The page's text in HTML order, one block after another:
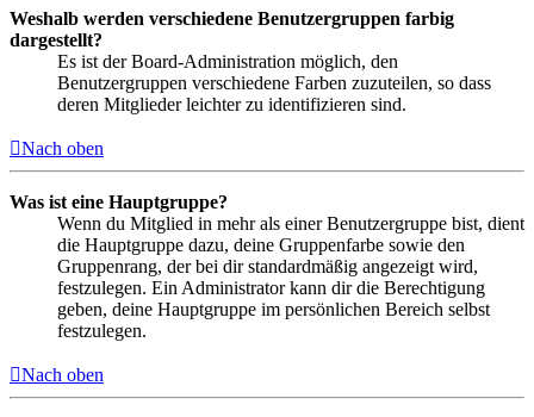
Weshalb werden verschiedene Benutzergruppen farbig
dargestellt?
Es ist der Board-Administration möglich, den
Benutzergruppen verschiedene Farben zuzuteilen, so dass
deren Mitglieder leichter zu identifizieren sind.
Nach oben
Was ist eine Hauptgruppe?
Wenn du Mitglied in mehr als einer Benutzergruppe bist, dient
die Hauptgruppe dazu, deine Gruppenfarbe sowie den
Gruppenrang, der bei dir standardmäßig angezeigt wird,
festzulegen. Ein Administrator kann dir die Berechtigung
geben, deine Hauptgruppe im persönlichen Bereich selbst
festzulegen.
Nach oben